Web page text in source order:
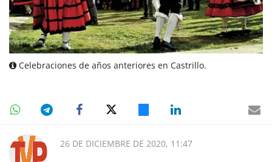
Celebraciones de años anteriores en Castrillo.
26 DE DICIEMBRE DE 2020, 11:47